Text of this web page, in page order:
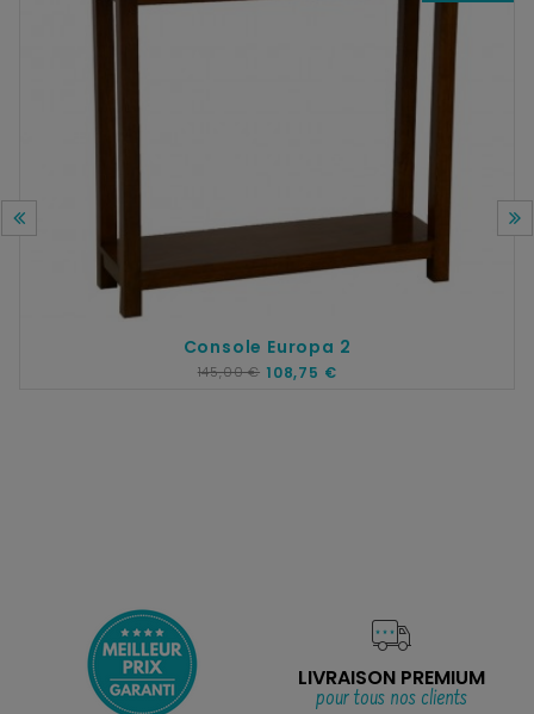
Console Europa 2
145,00 € 108,75 €
LIVRAISON PREMIUM
pour tous nos clients